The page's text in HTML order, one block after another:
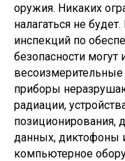
оружия. Никаких
налагаться не
инспекций по
безопасности
приборы
радиации,
позиционирования,
данных, диктофоны
компьютерное